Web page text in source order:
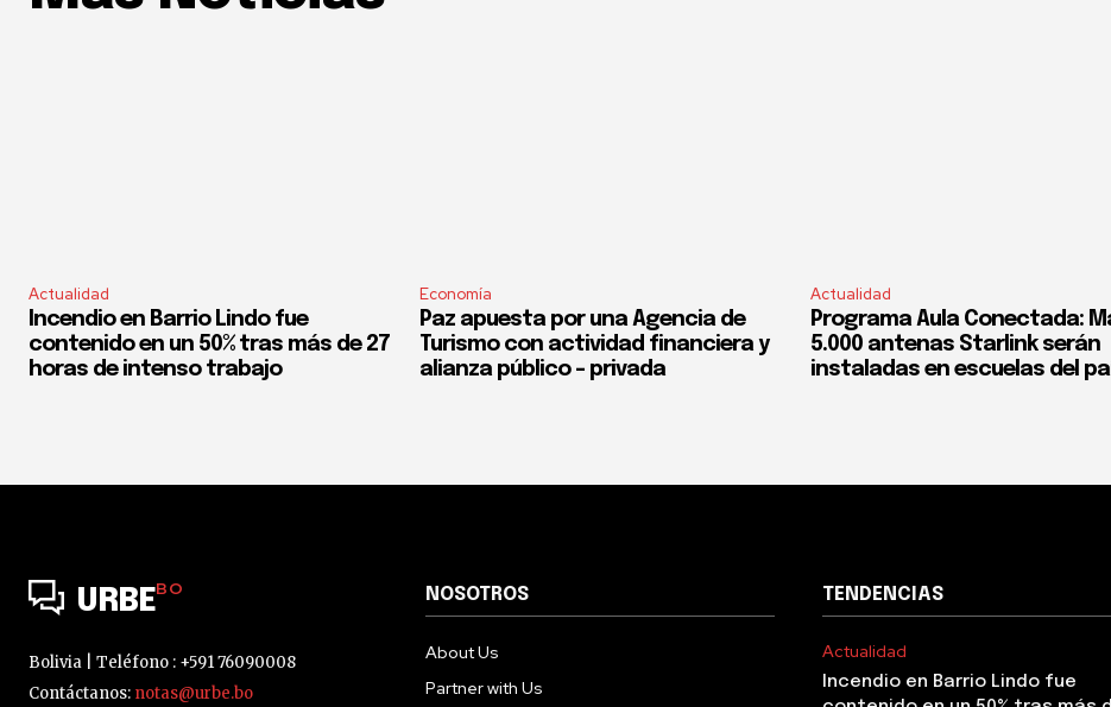
Actualidad
Incendio en Barrio Lindo fue
contenido en un 50% tras más de 27
horas de intenso trabajo
Economía
Paz apuesta por una Agencia de
Turismo con actividad financiera y
alianza público – privada
Actualidad
Programa Aula Conectada:
5.000 antenas Starlink serán
instaladas en escuelas del
URBEBO
Bolivia | Teléfono : +591 76090008
Contáctanos: notas@urbe.bo
NOSOTROS
About Us
Partner with Us
TENDENCIAS
Actualidad
Incendio en Barrio Lindo fue